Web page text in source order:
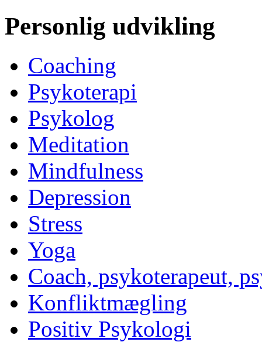
Personlig udvikling
Coaching
Psykoterapi
Psykolog
Meditation
Mindfulness
Depression
Stress
Yoga
Coach, psykoterapeut,
Konfliktmægling
Positiv Psykologi